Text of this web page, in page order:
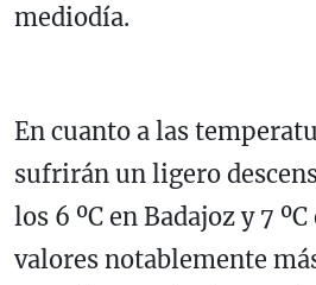
mediodía.
En cuanto a las
sufrirán un ligero
los 6 ºC en Badajoz y 7 ºC
valores notablemente